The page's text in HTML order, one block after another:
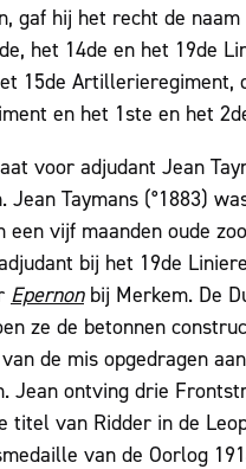
gaf hij het recht de
het 14de en het 19de
15de Artillerieregiment,
en het 1ste en het
voor adjudant Jean
Jean Taymans (°1883)
een vijf maanden oude
bij het 19de
Epernonbij Merkem. De
ze de betonnen
de mis opgedragen
Jean ontving drie
titel van Ridder in de
van de Oorlog